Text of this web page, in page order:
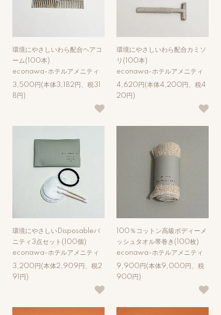
環境にやさしいわら配合ヘアコ
ーム(100本)
econawa-ホテルアメニティ
3,500円(本体3,182円、税31
8円)
環境にやさしいわら配合カミソ
リ(100本)
econawa-ホテルアメニティ
4,620円(本体4,200円、税4
20円)
環境にやさしいDisposableバ
ニティ3点セット(100個)
econawa-ホテルアメニティ
3,200円(本体2,909円、税2
91円)
100％コットン高級ボディーメ
ッシュタオル帯巻き(100枚)
econawa-ホテルアメニティ
9,900円(本体9,000円、税
900円)